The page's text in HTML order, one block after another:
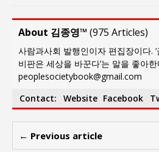
About 김종영™ (975 Articles)
사람과사회 발행인이자 편집장이다.
비판은 세상을 바꾼다’는 말을 좋아한
peoplesocietybook@gmail.com
Contact:
Website Facebook
← Previous article